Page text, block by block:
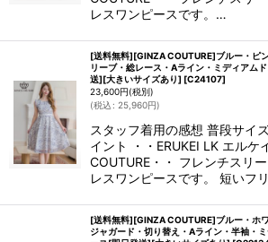
レスワンピースです。…
[送料無料][GINZA COUTURE]ブルー・ピ
リーブ・総レース・Aライン・ミディアム
送][大きいサイズあり] [C24107]
23,600円(税別)
(税込 : 25,960円)
スタッフ着用の感想 普段サイ
イント ・・ERUKEI LK エルケ
COUTURE・・ フレンチスリ
レスワンピースです。 短いフ
[送料無料][GINZA COUTURE]ブルー・ホ
ジャガード・切り替え・Aライン・半袖・